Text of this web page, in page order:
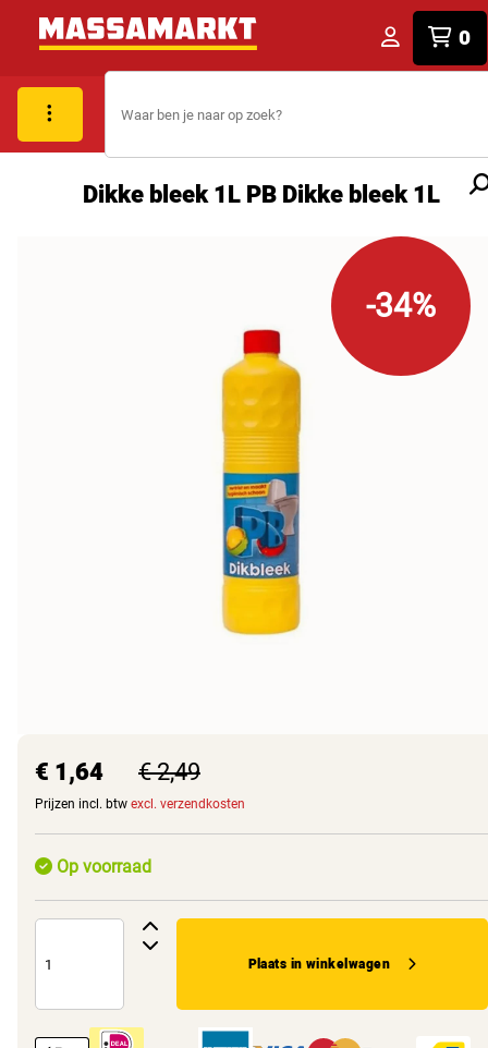
0
Dikke bleek 1L PB Dikke bleek 1L
-34%
€ 1,64 € 2,49
Prijzen incl. btw excl. verzendkosten
Op voorraad
Plaats in winkelwagen